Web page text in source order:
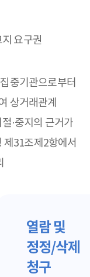
요구권
중기관으로부터
상거래관계
·중지의 근거가
제31조제2항에서
열람 및
정정/삭제
청구